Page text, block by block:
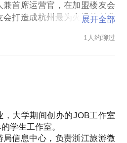
一个应用案例；
成一个十万的大号以及未来
首席运营官，在加盟楼友会
打造成杭州最为火爆的创业
的项目分享一些心得：
展开全部
1人约聊过
大学期间创办的JOB工作室
学生工作室。
信息中心，负责浙江旅游微